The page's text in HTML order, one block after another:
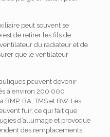
peut souvent se
est de retirer les fils de
du radiateur et de
que le ventilateur
peuvent devenir
à environ 200 000
BA, TMS et BW. Les
fuir, ce qui fait que
d’allumage et provoque
des remplacements.